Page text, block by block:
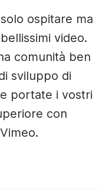
ospitare ma
video.
comunità ben
sviluppo di
portate i vostri
con